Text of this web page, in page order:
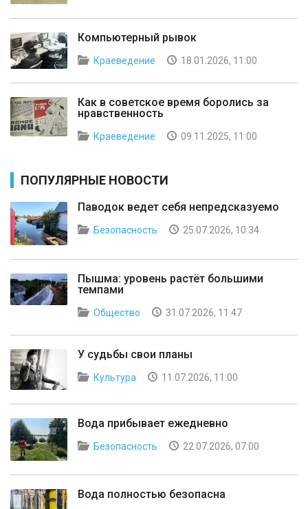
Компьютерный рывок
Краеведение 18.01.2026, 11:00
Как в советское время боролись за
нравственность
Краеведение 09.11.2025, 11:00
ПОПУЛЯРНЫЕ НОВОСТИ
Паводок ведет себя непредсказуемо
Безопасность 25.07.2026, 10:34
Пышма: уровень растёт большими
темпами
Общество 31.07.2026, 11:47
У судьбы свои планы
Культура 11.07.2026, 11:00
Вода прибывает ежедневно
Безопасность 22.07.2026, 07:00
Вода полностью безопасна